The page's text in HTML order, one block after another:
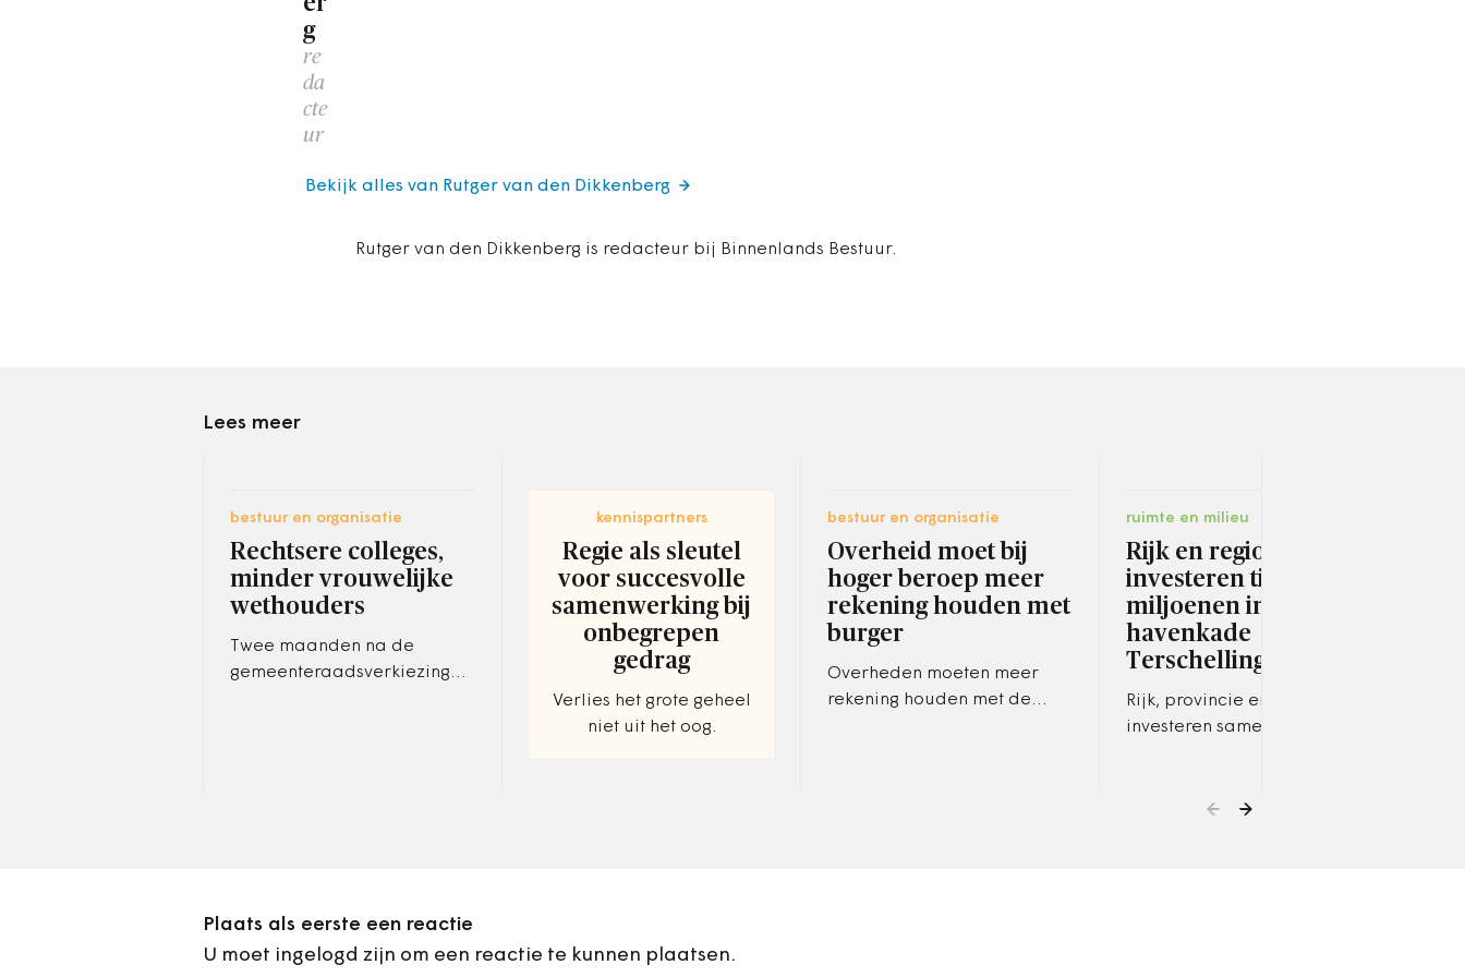
g
re
da
cte
ur
Rutger van den Dikkenberg is redacteur bij Binnenlands Bestuur.
Bekijk alles van Rutger van den Dikkenberg
Lees meer
bestuur en organisatie
Rechtsere colleges,
minder vrouwelijke
wethouders
Twee maanden na de
gemeenteraadsverkiezingen
kennispartners
Regie als sleutel
voor succesvolle
samenwerking bij
onbegrepen
gedrag
Verlies het grote geheel
niet uit het oog.
bestuur en organisatie
Overheid moet bij
hoger beroep meer
rekening houden met
burger
Overheden moeten meer
rekening houden met de
ruimte en milieu
Rijk en regio
investeren tientallen
miljoenen in
havenkade
Terschelling
Rijk, provincie en gemeente
investeren samen tientallen
op Terschelling.
Plaats als eerste een reactie
U moet ingelogd zijn om een reactie te kunnen plaatsen.